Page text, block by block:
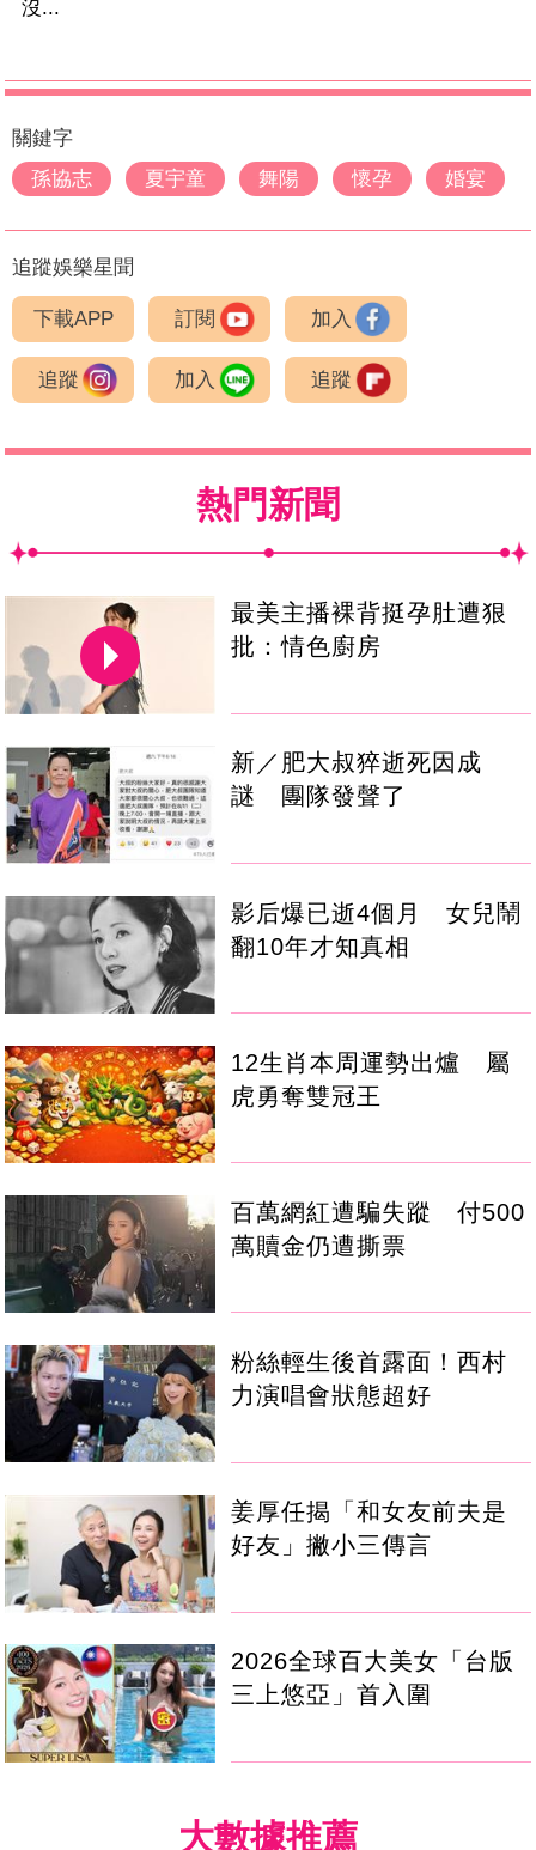
沒...
關鍵字
孫協志
夏宇童 舞陽 懷孕 婚宴
追蹤娛樂星聞
下載APP 訂閱 加入
追蹤 加入 追蹤
熱門新聞
最美主播裸背挺孕肚遭狠
批：情色廚房
新／肥大叔猝逝死因成
謎 團隊發聲了
影后爆已逝4個月 女兒鬧
翻10年才知真相
12生肖本周運勢出爐 屬
虎勇奪雙冠王
百萬網紅遭騙失蹤 付500
萬贖金仍遭撕票
粉絲輕生後首露面！西村
力演唱會狀態超好
姜厚任揭「和女友前夫是
好友」撇小三傳言
2026全球百大美女「台版
三上悠亞」首入圍
大數據推薦